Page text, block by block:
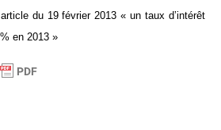
du 19 février 2013« un taux d’intérêt
en 2013 »